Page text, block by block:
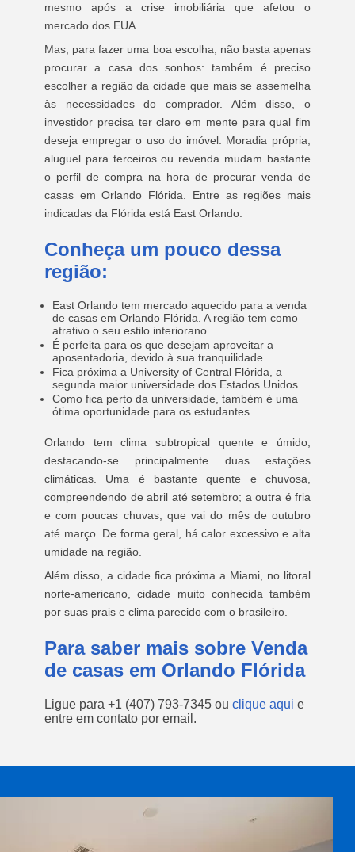
mesmo após a crise imobiliária que afetou o
mercado dos EUA.
Mas, para fazer uma boa escolha, não basta apenas
procurar a casa dos sonhos: também é preciso
escolher a região da cidade que mais se assemelha
às necessidades do comprador. Além disso, o
investidor precisa ter claro em mente para qual fim
deseja empregar o uso do imóvel. Moradia própria,
aluguel para terceiros ou revenda mudam bastante
o perfil de compra na hora de procurar venda de
casas em Orlando Flórida. Entre as regiões mais
indicadas da Flórida está East Orlando.
Conheça um pouco dessa
região:
East Orlando tem mercado aquecido para a venda
de casas em Orlando Flórida. A região tem como
atrativo o seu estilo interiorano
É perfeita para os que desejam aproveitar a
aposentadoria, devido à sua tranquilidade
Fica próxima a University of Central Flórida, a
segunda maior universidade dos Estados Unidos
Como fica perto da universidade, também é uma
ótima oportunidade para os estudantes
Orlando tem clima subtropical quente e úmido,
destacando-se principalmente duas estações
climáticas. Uma é bastante quente e chuvosa,
compreendendo de abril até setembro; a outra é fria
e com poucas chuvas, que vai do mês de outubro
até março. De forma geral, há calor excessivo e alta
umidade na região.
Além disso, a cidade fica próxima a Miami, no litoral
norte-americano, cidade muito conhecida também
por suas prais e clima parecido com o brasileiro.
Para saber mais sobre Venda
de casas em Orlando Flórida
Ligue para +1 (407) 793-7345 ou clique aqui e
entre em contato por email.